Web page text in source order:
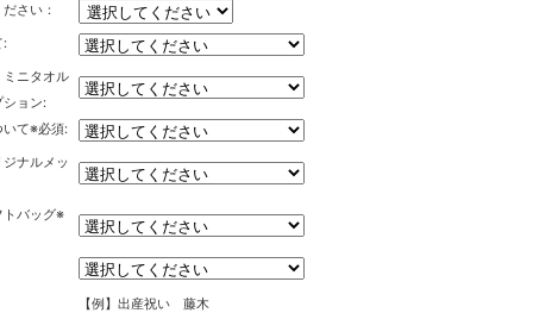
さい：
:
ニタオル
ション:
いて※必須:
ナルメッ
トバッグ※
【例】出産祝い 藤木